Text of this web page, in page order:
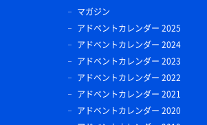
マガジン
アドベントカレンダー 2025
アドベントカレンダー 2024
アドベントカレンダー 2023
アドベントカレンダー 2022
アドベントカレンダー 2021
アドベントカレンダー 2020